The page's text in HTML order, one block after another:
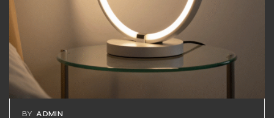
BY ADMIN